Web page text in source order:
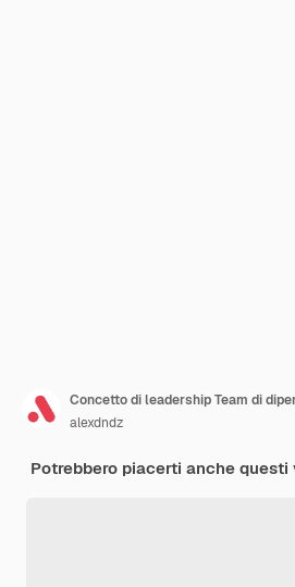
alexdndz
Potrebbero piacerti anche questi